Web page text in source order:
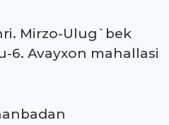
Mirzo-Ulug`bek
6. Avayxon mahallasi